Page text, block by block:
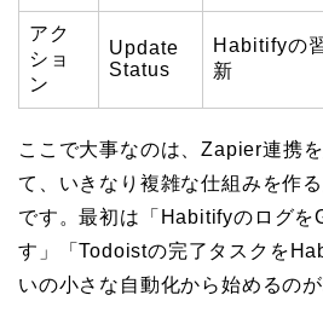
アク
ショ
ン
Update
Status
Habitifyの
新
ここで大事なのは、Zapier連携
て、いきなり複雑な仕組みを作
です。最初は「Habitifyのログ
す」「Todoistの完了タスクを
いの小さな自動化から始めるのが